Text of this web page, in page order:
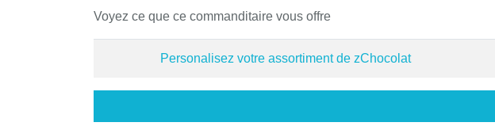
Voyez ce que ce commanditaire vous offre
Personalisez votre assortiment de zChocolat